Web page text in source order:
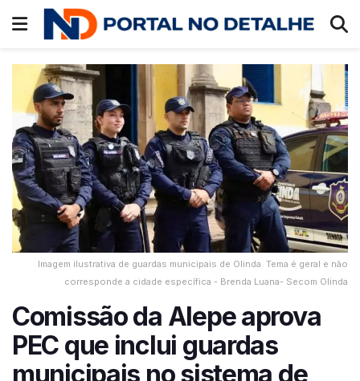
Imagem ilustrativa de guardas municipais de Olinda. Tema é geral e não
corresponde a cidade específica - Brenda Luana- Secom Olinda
Comissão da Alepe aprova
PEC que inclui guardas
municipais no sistema de